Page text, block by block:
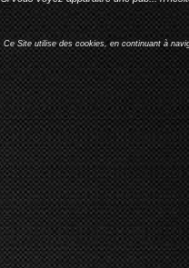
Ce Site utilise des cookies, en continuant à